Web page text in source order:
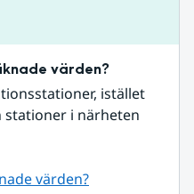
värden?
istället
i närheten
värden?